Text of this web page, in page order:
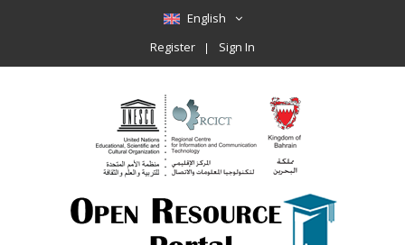
English
Register
Sign In